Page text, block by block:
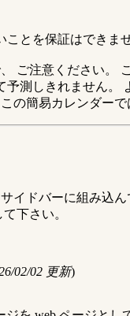
とを保証はできま
ご注意ください
測しきれません。
の簡易カレンダーで
イドバーに組み込ん
下さい。
02/02 更新)